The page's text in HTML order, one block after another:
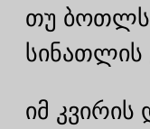
თუ ბოთლს
სინათლის
იმ კვირის